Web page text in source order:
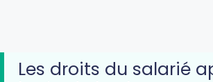
Les droits du salarié